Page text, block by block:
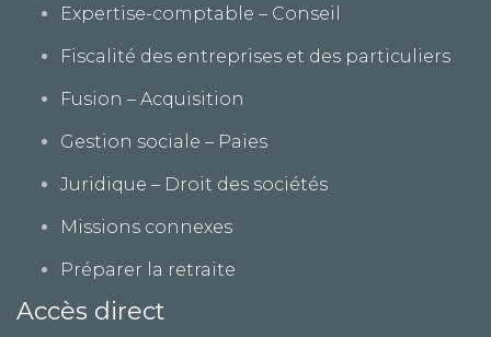
Expertise-comptable – Conseil
Fiscalité des entreprises et des particuliers
Fusion – Acquisition
Gestion sociale – Paies
Juridique – Droit des sociétés
Missions connexes
Préparer la retraite
Accès direct